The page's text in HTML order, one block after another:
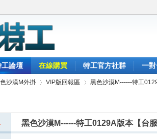
論壇 在線購買 特工官方社群 一
沙漠M外掛
›
VIP版回報區
›
黑色沙漠M------特工
黑色沙漠M------特工0129A版本【台